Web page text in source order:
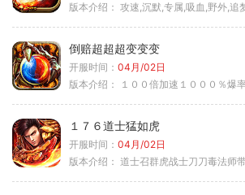
版本介绍： 攻速,沉默,专属,吸血,野外,追
倒赔超超超变变变
开服时间： 04月/02日
版本介绍：
１００倍加速１０００％爆率中
１７６道士猛如虎
开服时间： 04月/02日
版本介绍： 道士召群虎战士刀刀毒法师